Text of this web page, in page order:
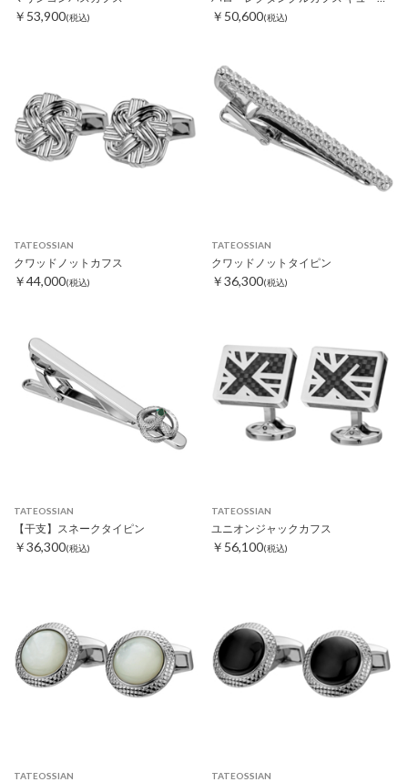
￥53,900(税込) ￥50,600(税込)
TATEOSSIAN
クワッドノットカフス
￥44,000(税込)
TATEOSSIAN
クワッドノットタイピン
￥36,300(税込)
TATEOSSIAN
【干支】スネークタイピン
￥36,300(税込)
TATEOSSIAN
ユニオンジャックカフス
￥56,100(税込)
TATEOSSIAN TATEOSSIAN